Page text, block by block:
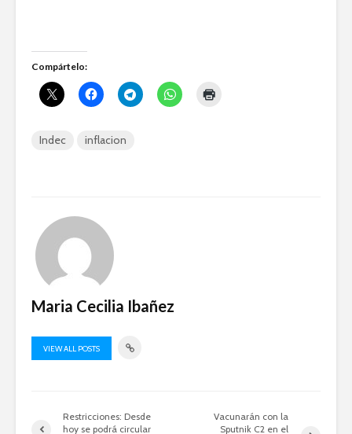
Compártelo:
Indec inflacion
Maria Cecilia Ibañez
VIEW ALL POSTS
Restricciones: Desde
hoy se podrá circular
Vacunarán con la
Sputnik C2 en el